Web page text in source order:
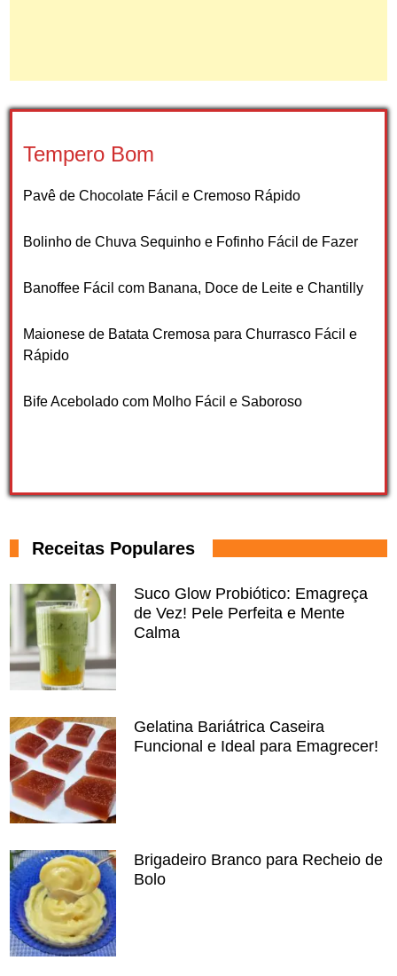
Tempero Bom
Pavê de Chocolate Fácil e Cremoso Rápido
Bolinho de Chuva Sequinho e Fofinho Fácil de Fazer
Banoffee Fácil com Banana, Doce de Leite e Chantilly
Maionese de Batata Cremosa para Churrasco Fácil e
Rápido
Bife Acebolado com Molho Fácil e Saboroso
Receitas Populares
Suco Glow Probiótico: Emagreça
de Vez! Pele Perfeita e Mente
Calma
Gelatina Bariátrica Caseira
Funcional e Ideal para Emagrecer!
Brigadeiro Branco para Recheio de
Bolo